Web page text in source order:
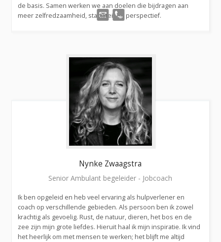
de basis. Samen werken we aan doelen die bijdragen aan
meer zelfredzaamheid, stabiliteit en perspectief.
Nynke Zwaagstra
Senior Ambulant begeleider - Jobcoach
Ik ben opgeleid en heb veel ervaring als hulpverlener en
coach op verschillende gebieden. Als persoon ben ik zowel
krachtig als gevoelig. Rust, de natuur, dieren, het bos en de
zee zijn mijn grote liefdes. Hieruit haal ik mijn inspiratie. Ik vind
het heerlijk om met mensen te werken; het blijft me altijd